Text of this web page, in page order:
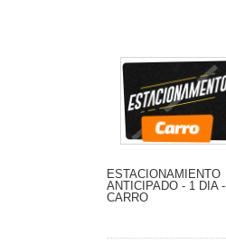
ESTACIONAMIENTO
ANTICIPADO - 1 DIA -
CARRO